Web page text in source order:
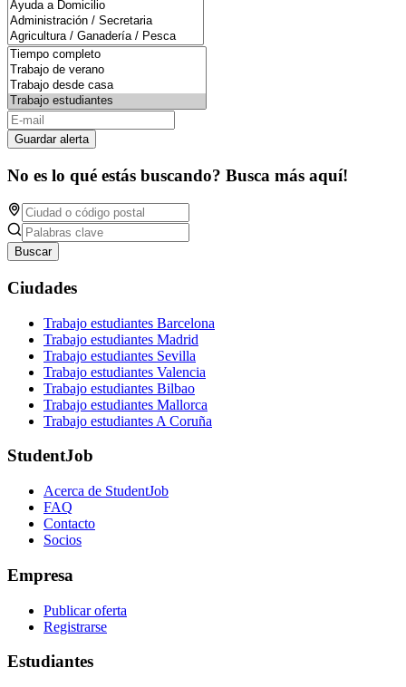
Guardar alerta
No es lo qué estás buscando? Busca más aquí!
Buscar
Ciudades
Trabajo estudiantes Barcelona
Trabajo estudiantes Madrid
Trabajo estudiantes Sevilla
Trabajo estudiantes Valencia
Trabajo estudiantes Bilbao
Trabajo estudiantes Mallorca
Trabajo estudiantes A Coruña
StudentJob
Acerca de StudentJob
FAQ
Contacto
Socios
Empresa
Publicar oferta
Registrarse
Estudiantes